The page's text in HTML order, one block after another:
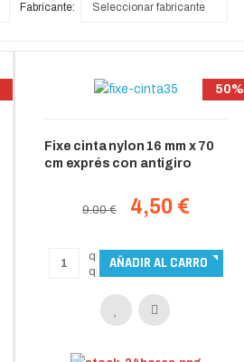
Fabricante: Seleccionar fabricante
50%
Fixe cinta nylon 16 mm x 70
cm exprés con antigiro
9.00 € 4,50 €